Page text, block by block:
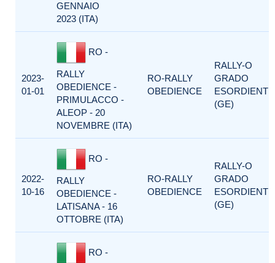
GENNAIO
2023 (ITA)
2023-
01-01
RO -
RALLY
OBEDIENCE -
PRIMULACCO -
ALEOP - 20
NOVEMBRE (ITA)
RO-RALLY
OBEDIENCE
RALLY-O
GRADO
ESORDIENTI
(GE)
2022-
10-16
RO -
RALLY
OBEDIENCE -
LATISANA - 16
OTTOBRE (ITA)
RO-RALLY
OBEDIENCE
RALLY-O
GRADO
ESORDIENTI
(GE)
RO -